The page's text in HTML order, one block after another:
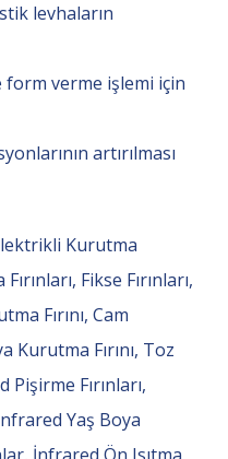
levhaların
form verme işlemi için
artırılması
Kurutma
Fikse Fırınları,
Fırını, Cam
Kurutma Fırını, Toz
Pişirme Fırınları,
Yaş Boya